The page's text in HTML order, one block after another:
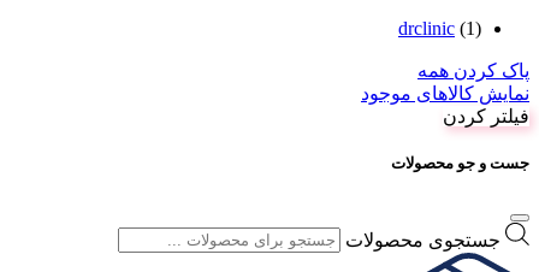
drclinic (1)
پاک کردن همه
نمایش کالاهای موجود
فیلتر کردن
جست و جو محصولات
جستجوی محصولات